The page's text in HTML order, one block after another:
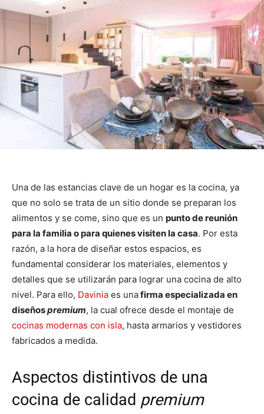
Una de las estancias clave de un hogar es la cocina, ya
que no solo se trata de un sitio donde se preparan los
alimentos y se come, sino que es un punto de reunión
para la familia o para quienes visiten la casa. Por esta
razón, a la hora de diseñar estos espacios, es
fundamental considerar los materiales, elementos y
detalles que se utilizarán para lograr una cocina de alto
nivel. Para ello, Davinia es unafirma especializada en
diseñospremium, la cual ofrece desde el montaje de
cocinas modernas con isla, hasta armarios y vestidores
fabricados a medida.
Aspectos distintivos de una
cocina de calidad premium